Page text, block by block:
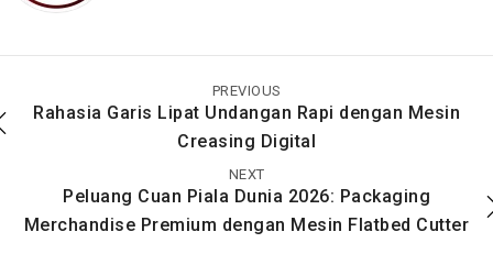
Mesin Hebat Maxipro
Silver Dengan Mesin
Label Cutting dari
Maxipro
PREVIOUS
Rahasia Garis Lipat Undangan Rapi dengan Mesin
Creasing Digital
NEXT
Peluang Cuan Piala Dunia 2026: Packaging
Merchandise Premium dengan Mesin Flatbed Cutter